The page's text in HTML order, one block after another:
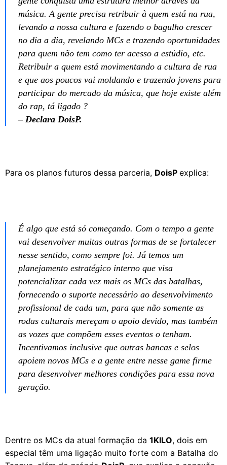
música. A gente precisa retribuir à quem está na rua,
levando a nossa cultura e fazendo o bagulho crescer
no dia a dia, revelando MCs e trazendo oportunidades
para quem não tem como ter acesso a estúdio, etc.
Retribuir a quem está movimentando a cultura de rua
e que aos poucos vai moldando e trazendo jovens para
participar do mercado da música, que hoje existe além
do rap, tá ligado ?
– Declara DoisP.
Para os planos futuros dessa parceria, DoisP explica:
É algo que está só começando. Com o tempo a gente
vai desenvolver muitas outras formas de se fortalecer
nesse sentido, como sempre foi. Já temos um
planejamento estratégico interno que visa
potencializar cada vez mais os MCs das batalhas,
fornecendo o suporte necessário ao desenvolvimento
profissional de cada um, para que não somente as
rodas culturais mereçam o apoio devido, mas também
as vozes que compõem esses eventos o tenham.
Incentivamos inclusive que outras bancas e selos
apoiem novos MCs e a gente entre nesse game firme
para desenvolver melhores condições para essa nova
geração.
Dentre os MCs da atual formação da1KILO, dois em
especial têm uma ligação muito forte com a Batalha do